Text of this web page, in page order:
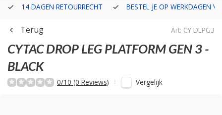
14 DAGEN RETOURRECHT BESTEL JE OP WERKDAGEN
Terug Art: CY DLPG3
CYTAC DROP LEG PLATFORM GEN 3 -
BLACK
0/10 (0 Reviews) Vergelijk